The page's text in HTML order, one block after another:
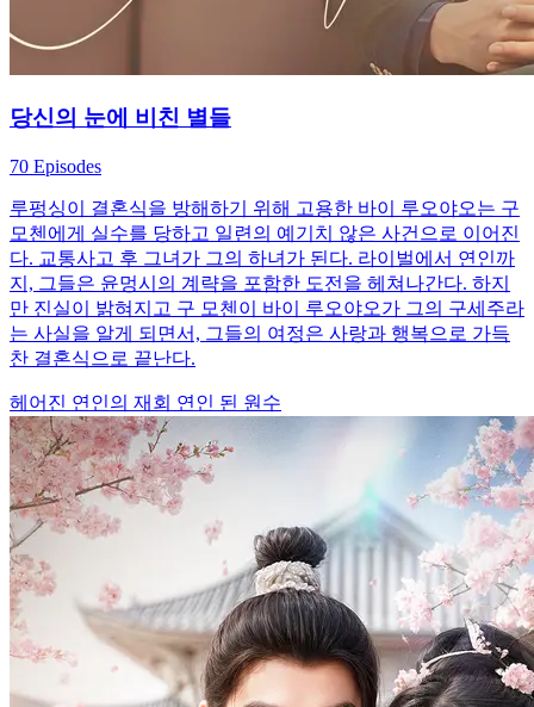
당신의 눈에 비친 별들
70 Episodes
루펑싱이 결혼식을 방해하기 위해 고용한 바이 루오야오는 구
모첸에게 실수를 당하고 일련의 예기치 않은 사건으로 이어진
다. 교통사고 후 그녀가 그의 하녀가 된다. 라이벌에서 연인까
지, 그들은 윤멍시의 계략을 포함한 도전을 헤쳐나간다. 하지
만 진실이 밝혀지고 구 모첸이 바이 루오야오가 그의 구세주라
는 사실을 알게 되면서, 그들의 여정은 사랑과 행복으로 가득
찬 결혼식으로 끝난다.
헤어진 연인의 재회 연인 된 원수